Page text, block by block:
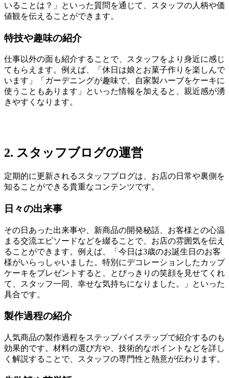
いることは？」といった質問を通じて、スタッフの人柄や価
値観を伝えることができます。
特技や趣味の紹介
仕事以外の面も紹介することで、スタッフをより身近に感じ
てもらえます。例えば、「休日は娘とお菓子作りを楽しんで
います」「ガーデニングが趣味で、自家製ハーブをケーキに
使うこともあります」といった情報を加えると、親近感が湧
きやすくなります。
2. スタッフブログの運営
定期的に更新されるスタッフブログは、お店の日常や裏側を
知ることができる貴重なコンテンツです。
日々の出来事
その日あった出来事や、新商品の開発秘話、お客様との心温
まる交流エピソードなどを綴ることで、お店の雰囲気を伝え
ることができます。例えば、「今日は3歳のお誕生日のお客
様がいらっしゃいました。特別にデコレーションしたカップ
ケーキをプレゼントすると、とびっきりの笑顔を見せてくれ
て、スタッフ一同、幸せな気持ちになりました。」といった
具合です。
製作過程の紹介
人気商品の製作過程をステップバイステップで紹介するのも
効果的です。材料の選び方や、技術的なポイントなどを詳し
く解説することで、スタッフの専門性と熱意が伝わります。